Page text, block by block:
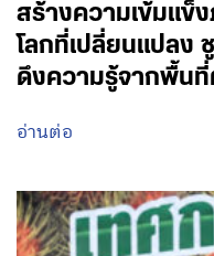
สร้างความเข้มแข็
โลกที่เปลี่ยนแปลง
ดึงความรู้จากพื้น
อ่านต่อ